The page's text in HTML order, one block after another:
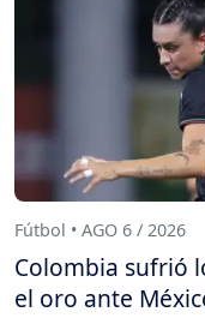
Fútbol • AGO 6 / 2026
Colombia sufrió
el oro ante